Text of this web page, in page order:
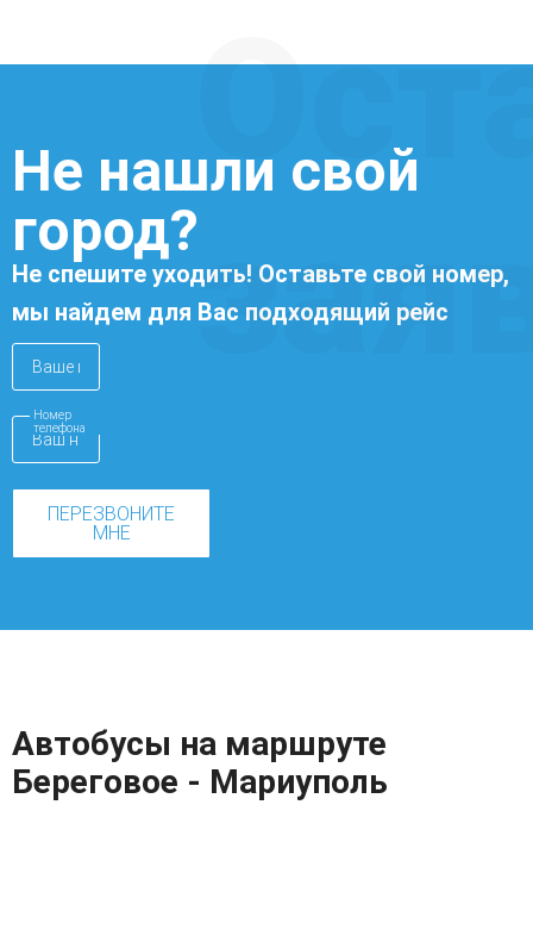
Не нашли свой
город?
Не спешите уходить! Оставьте свой номер,
мы найдем для Вас подходящий рейс
Номер
телефона
ПЕРЕЗВОНИТЕ
МНЕ
Автобусы на маршруте
Береговое - Мариуполь